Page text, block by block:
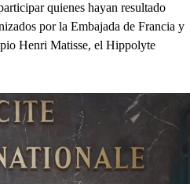
quienes hayan resultado
por la Embajada de Francia y
Henri Matisse, el Hippolyte